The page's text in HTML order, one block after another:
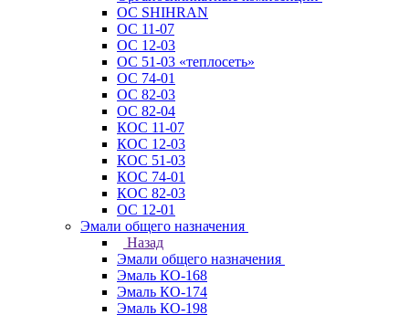
ОС SHIHRAN
ОС 11-07
ОС 12-03
ОС 51-03 «теплосеть»
ОС 74-01
ОС 82-03
ОС 82-04
КОС 11-07
КОС 12-03
КОС 51-03
КОС 74-01
КОС 82-03
ОС 12-01
Эмали общего назначения
Назад
Эмали общего назначения
Эмаль КО-168
Эмаль КО-174
Эмаль КО-198